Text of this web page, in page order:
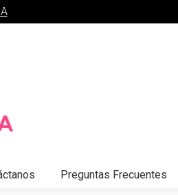
Preguntas Frecuentes